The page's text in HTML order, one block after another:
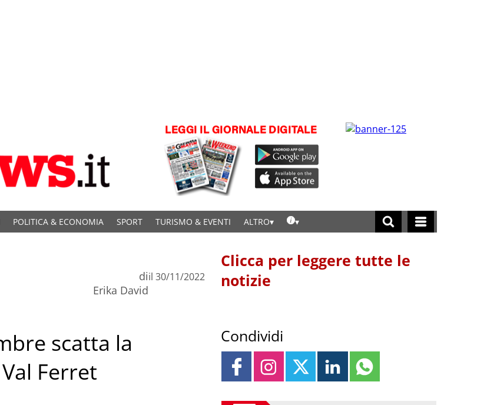
POLITICA & ECONOMIA SPORT TURISMO & EVENTI ALTRO
di
Erika David
il 30/11/2022
scatta la
Ferret
Clicca per leggere tutte le
notizie
Condividi